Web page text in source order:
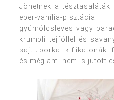
Jöhetnek a tésztasaláták
eper-vanília-
gyümölcsleves vagy
krumpli tejföllel és
sajt-uborka kiflikatonák
és még ami nem is jutott